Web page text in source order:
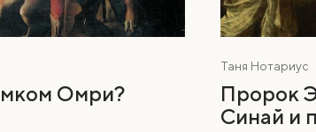
Омри?
Таня Нотариус
Пророк
Синай и